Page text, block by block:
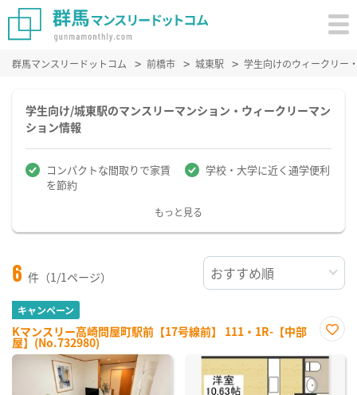
群馬マンスリードットコム 前橋市 城東駅 学生向けのウィークリー
学生向け/城東駅のマンスリーマンション・ウィークリーマン
ション情報
コンパクトな間取りで家賃
を節約
学校・大学に近く通学便利
もっと見る
6 件（1/1ページ）
キャンペーン
Kマンスリー高崎問屋町駅前【17号線前】 111・1R-【中部
屋】(No.732980)
に入
り登